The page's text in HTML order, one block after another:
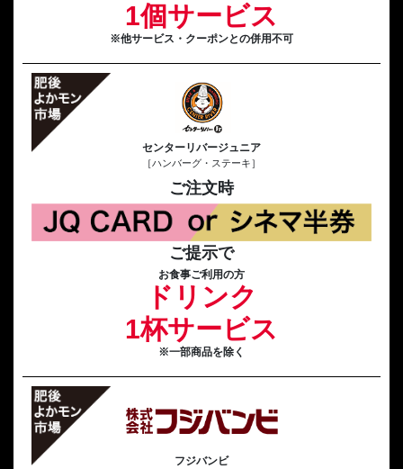
1個サービス
※他サービス・クーポンとの併用不可
センターリバージュニア
［ハンバーグ・ステーキ］
ご注文時
ご提示で
お食事ご利用の方
ドリンク
1杯サービス
※一部商品を除く
フジバンビ